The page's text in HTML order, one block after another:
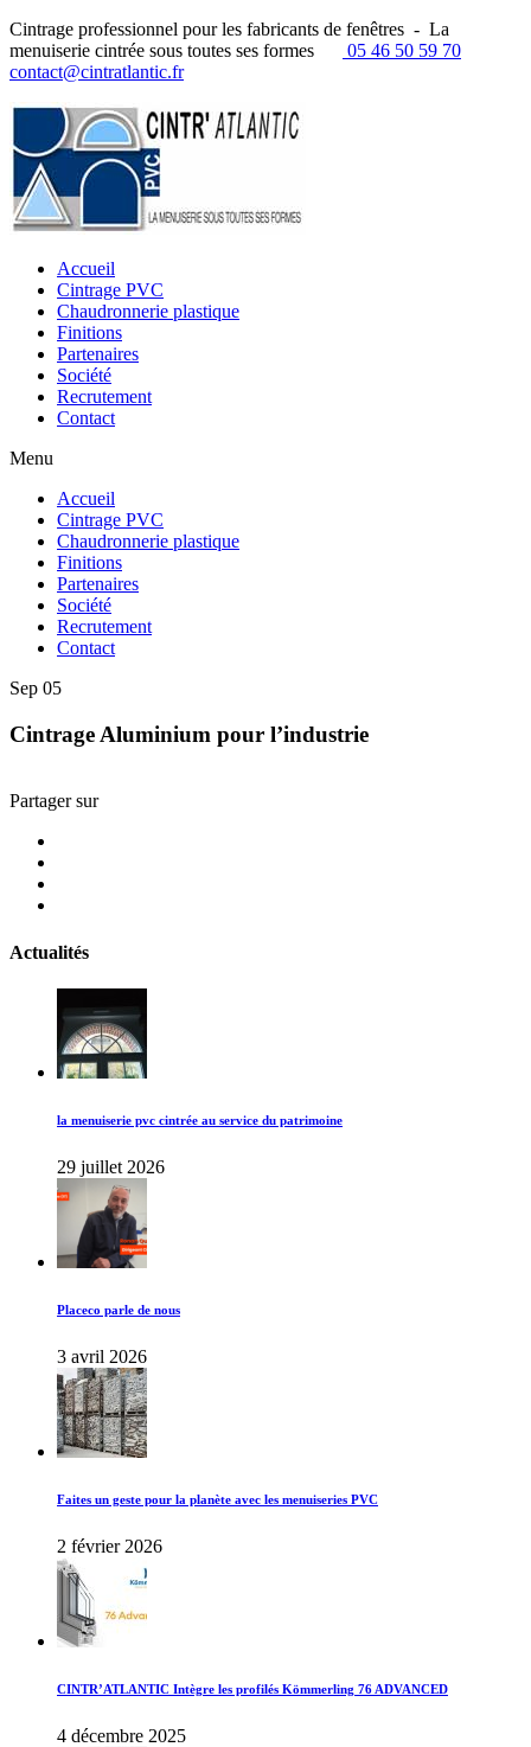
Cintrage professionnel pour les fabricants de fenêtres - La
menuiserie cintrée sous toutes ses formes
05 46 50 59 70
contact@cintratlantic.fr
Accueil
Cintrage PVC
Chaudronnerie plastique
Finitions
Partenaires
Société
Recrutement
Contact
Menu
Accueil
Cintrage PVC
Chaudronnerie plastique
Finitions
Partenaires
Société
Recrutement
Contact
Sep 05
Cintrage Aluminium pour l’industrie
Partager sur
Actualités
la menuiserie pvc cintrée au service du patrimoine
29 juillet 2026
Placeco parle de nous
3 avril 2026
Faites un geste pour la planète avec les menuiseries PVC
2 février 2026
CINTR’ATLANTIC Intègre les profilés Kömmerling 76 ADVANCED
4 décembre 2025